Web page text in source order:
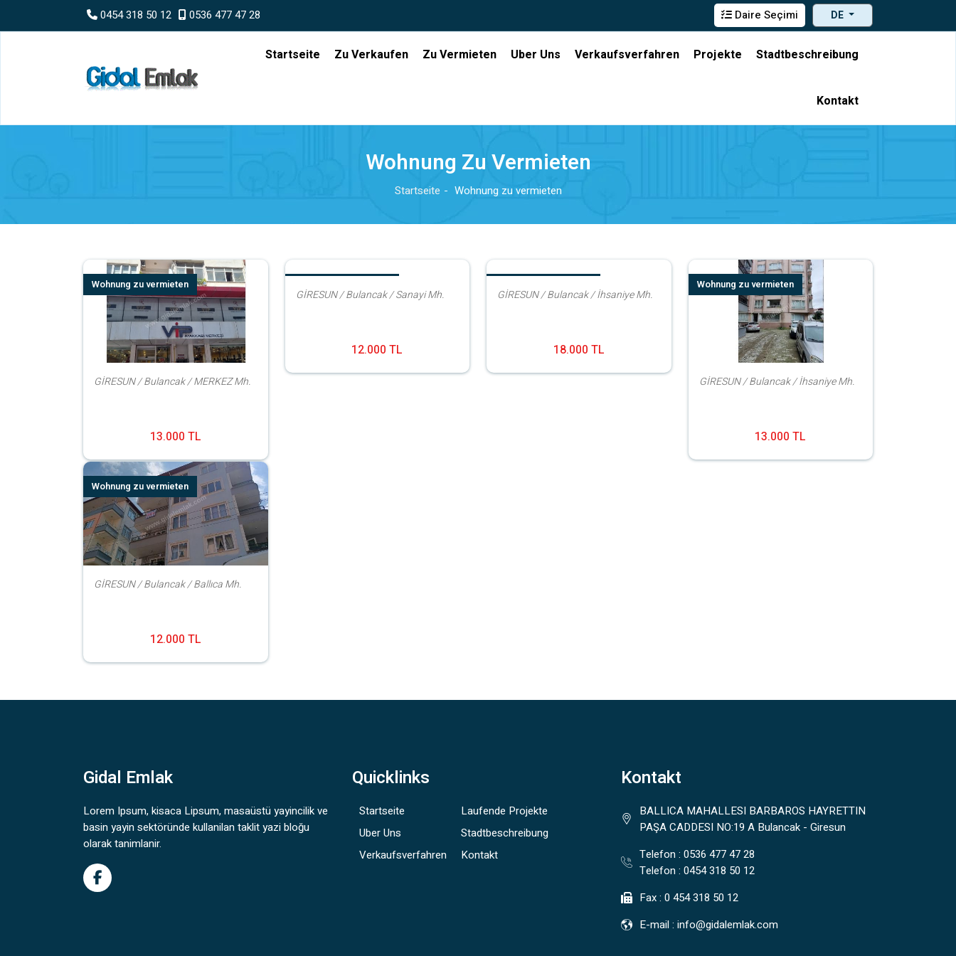
0454 318 50 12 0536 477 47 28 Daire Seçimi DE
Startseite Zu Verkaufen Zu Vermieten Uber Uns Verkaufsverfahren Projekte Stadtbeschreibung
Kontakt
Wohnung Zu Vermieten
Startseite Wohnung zu vermieten
Wohnung zu vermieten
GİRESUN / Bulancak / MERKEZ Mh.
13.000 TL
GİRESUN / Bulancak / Sanayi Mh.
12.000 TL
GİRESUN / Bulancak / İhsaniye Mh.
18.000 TL
Wohnung zu vermieten
GİRESUN / Bulancak / İhsaniye Mh.
13.000 TL
Wohnung zu vermieten
GİRESUN / Bulancak / Ballıca Mh.
12.000 TL
Gidal Emlak
Lorem Ipsum, kisaca Lipsum, masaüstü yayincilik ve
basin yayin sektöründe kullanilan taklit yazi bloğu
olarak tanimlanir.
Quicklinks
Startseite
Uber Uns
Verkaufsverfahren
Laufende Projekte
Stadtbeschreibung
Kontakt
Kontakt
BALLICA MAHALLESI BARBAROS HAYRETTIN
PAŞA CADDESI NO:19 A Bulancak - Giresun
Telefon : 0536 477 47 28
Telefon : 0454 318 50 12
Fax : 0 454 318 50 12
E-mail : info@gidalemlak.com